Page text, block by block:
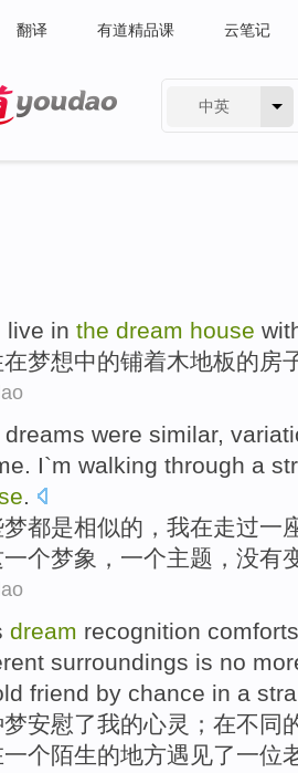
翻译 有道精品课 云笔记
中英
live in the dream house
在梦想中的铺着木地板的房
dreams were similar,
I`m walking through a
.
梦都是相似的 ， 我在走过一
个梦象， 一个主题 ， 没有
dream recognition comforts
surroundings is no
friend by chance in a
梦安慰了我的心灵； 在不同
一个陌生的地方遇见了一位